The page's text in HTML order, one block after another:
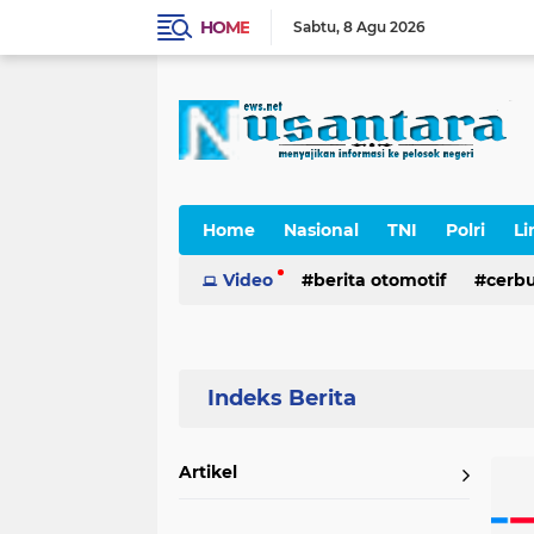
HOME Sabtu 8 Agu 2026
Home Nasional TNI Polri
Cerpen
Video berita otomotif
Artikel